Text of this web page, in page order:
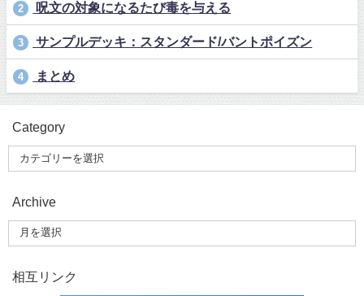
2 呪文の対象になるたび毒を与える
3 サンプルデッキ：スタンダード/バントポイズン
4 まとめ
Category
Archive
相互リンク